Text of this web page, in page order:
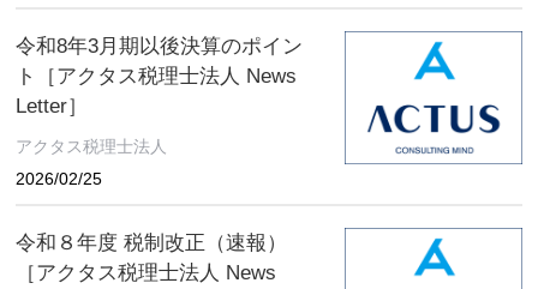
令和8年3月期以後決算のポイン
ト［アクタス税理士法人 News
Letter］
アクタス税理士法人
2026/02/25
令和８年度 税制改正（速報）
［アクタス税理士法人 News